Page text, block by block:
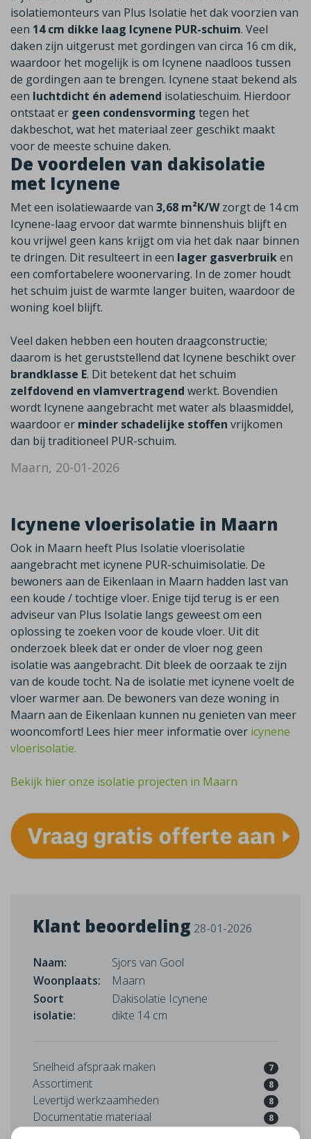
isolatiemonteurs van Plus Isolatie het dak voorzien van
een 14 cm dikke laag Icynene PUR-schuim. Veel
daken zijn uitgerust met gordingen van circa 16 cm dik,
waardoor het mogelijk is om Icynene naadloos tussen
de gordingen aan te brengen. Icynene staat bekend als
een luchtdicht én ademend isolatieschuim. Hierdoor
ontstaat er geen condensvorming tegen het
dakbeschot, wat het materiaal zeer geschikt maakt
voor de meeste schuine daken.
De voordelen van dakisolatie
met Icynene
Met een isolatiewaarde van 3,68 m²K/Wzorgt de 14 cm
Icynene-laag ervoor dat warmte binnenshuis blijft en
kou vrijwel geen kans krijgt om via het dak naar binnen
te dringen. Dit resulteert in een lager gasverbruiken
een comfortabelere woonervaring. In de zomer houdt
het schuim juist de warmte langer buiten, waardoor de
woning koel blijft.
Veel daken hebben een houten draagconstructie;
daarom is het geruststellend dat Icynene beschikt over
brandklasse E. Dit betekent dat het schuim
zelfdovend en vlamvertragend werkt. Bovendien
wordt Icynene aangebracht met water als blaasmiddel,
waardoor er minder schadelijke stoffen vrijkomen
dan bij traditioneel PUR-schuim.
Maarn, 20-01-2026
Icynene vloerisolatie in Maarn
Ook in Maarn heeft Plus Isolatie vloerisolatie
aangebracht met icynene PUR-schuimisolatie. De
bewoners aan de Eikenlaan in Maarn hadden last van
een koude / tochtige vloer. Enige tijd terug is er een
adviseur van Plus Isolatie langs geweest om een
oplossing te zoeken voor de koude vloer. Uit dit
onderzoek bleek dat er onder de vloer nog geen
isolatie was aangebracht. Dit bleek de oorzaak te zijn
van de koude tocht. Na de isolatie met icynene voelt de
vloer warmer aan. De bewoners van deze woning in
Maarn aan de Eikenlaan kunnen nu genieten van meer
wooncomfort! Lees hier meer informatie over icynene
vloerisolatie.
Bekijk hier onze isolatie projecten in Maarn
Klant beoordeling 28-01-2026
Naam:
Sjors van Gool
Woonplaats:
Maarn
Soort
isolatie:
Dakisolatie Icynene
dikte 14 cm
Snelheid afspraak maken 7
Assortiment 8
Levertijd werkzaamheden 8
Documentatie materiaal 8